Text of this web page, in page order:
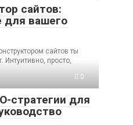
сайтов:
для вашего
сайтов ты
Интуитивно, просто,
0
стратегии для